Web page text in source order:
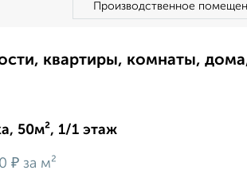
Производственное
квартиры, комнаты,
50м², 1/1 этаж
₽ за м²